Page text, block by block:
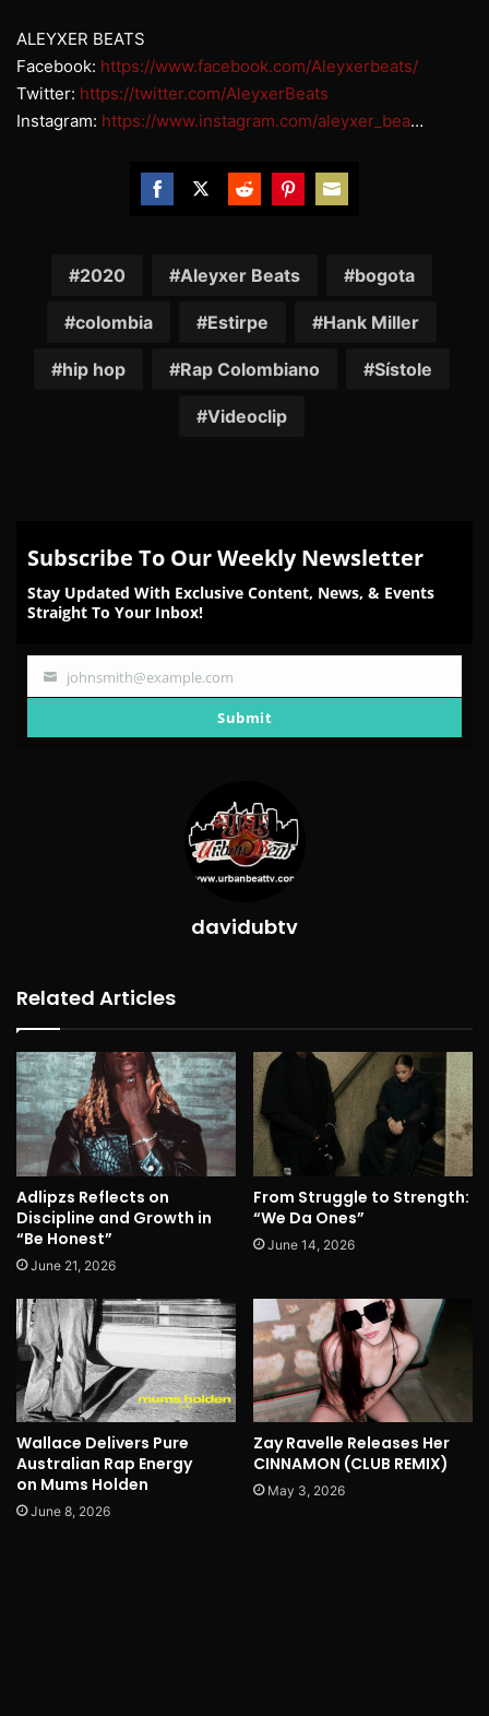
ALEYXER BEATS
Facebook: https://www.facebook.com/Aleyxerbeats/
Twitter: https://twitter.com/AleyxerBeats
Instagram: https://www.instagram.com/aleyxer_bea…
Facebook
TwitterRedditPinterestEmail
2020 Aleyxer Beats bogota
colombia Estirpe Hank Miller
hip hop Rap Colombiano Sístole
Videoclip
Subscribe To Our Weekly Newsletter
Stay Updated With Exclusive Content, News, & Events
Straight To Your Inbox!
Your
johnsmith@example.com
Submit
davidubtv
Related Articles
Adlipzs Reflects on
Discipline and Growth in
“Be Honest”
June 21, 2026
From Struggle to Strength:
“We Da Ones”
June 14, 2026
Wallace Delivers Pure
Australian Rap Energy
on Mums Holden
June 8, 2026
Zay Ravelle Releases Her
CINNAMON (CLUB REMIX)
May 3, 2026